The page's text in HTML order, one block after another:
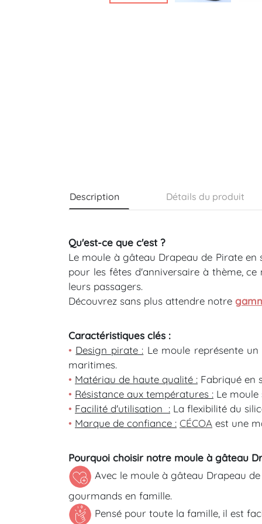
Description Détails du produit
Qu'est-ce que c'est ?
Le moule à gâteau Drapeau de Pirate
pour les fêtes d'anniversaire à thème,
leurs passagers.
Découvrez sans plus attendre notre
Caractéristiques clés :
• Design pirate : Le moule représente
maritimes.
• Matériau de haute qualité : Fabriqué en
• Résistance aux températures : Le moule
• Facilité d'utilisation : La flexibilité du
• Marque de confiance : CÉCOA est une
Pourquoi choisir notre moule à gâteau
Avec le moule à gâteau Drapeau
gourmands en famille.
Pensé pour toute la famille, il est